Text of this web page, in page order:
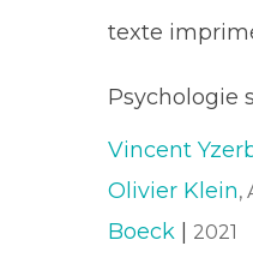
texte
Psychologie
Vincent
Olivier Klein,
Boeck
2021